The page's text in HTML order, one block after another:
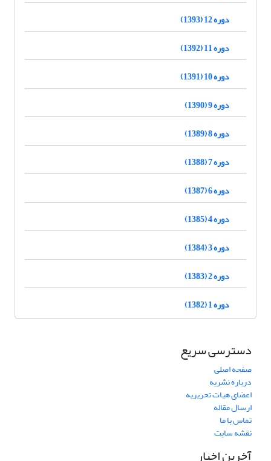
دوره 12 (1393)
دوره 11 (1392)
دوره 10 (1391)
دوره 9 (1390)
دوره 8 (1389)
دوره 7 (1388)
دوره 6 (1387)
دوره 4 (1385)
دوره 3 (1384)
دوره 2 (1383)
دوره 1 (1382)
دسترسی سریع
صفحه اصلی
درباره نشریه
اعضای هیات تحریریه
ارسال مقاله
تماس با ما
نقشه سایت
آخرین اخبار